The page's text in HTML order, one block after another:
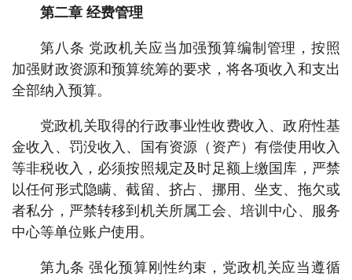
第二章 经费管理
第八条 党政机关应当加强预算编制管理，按照
加强财政资源和预算统筹的要求，将各项收入和支出
全部纳入预算。
党政机关取得的行政事业性收费收入、政府性基
金收入、罚没收入、国有资源（资产）有偿使用收入
等非税收入，必须按照规定及时足额上缴国库，严禁
以任何形式隐瞒、截留、挤占、挪用、坐支、拖欠或
者私分，严禁转移到机关所属工会、培训中心、服务
中心等单位账户使用。
第九条 强化预算刚性约束，党政机关应当遵循